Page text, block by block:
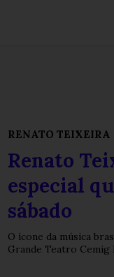
RENATO TEIXEIRA
Renato
especial
sábado
O ícone da música
Grande Teatro Cemig